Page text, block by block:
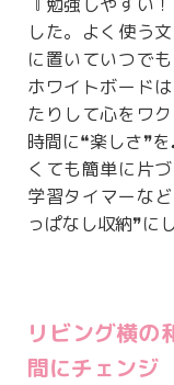
した。よく使う
に置いていつで
ホワイトボード
たりして心をワ
時間に❝楽しさ❞
くても簡単に片
学習タイマーな
っぱなし収納❞に
リビング横の
間にチェンジ